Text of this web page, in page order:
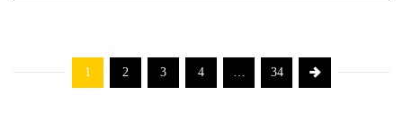
1 2 3 4 … 34